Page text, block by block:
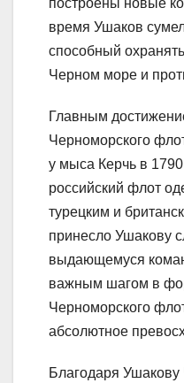
построены новые
время Ушаков
способный
Черном море и
Главным
Черноморского
у мыса Керчь в
российский флот
турецким и
принесло Ушакову
выдающемуся
важным шагом в
Черноморского
абсолютное
Благодаря